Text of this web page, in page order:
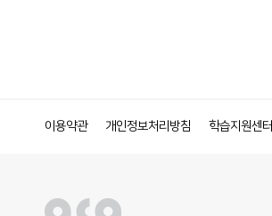
이용약관 개인정보처리방침 학습지원센터